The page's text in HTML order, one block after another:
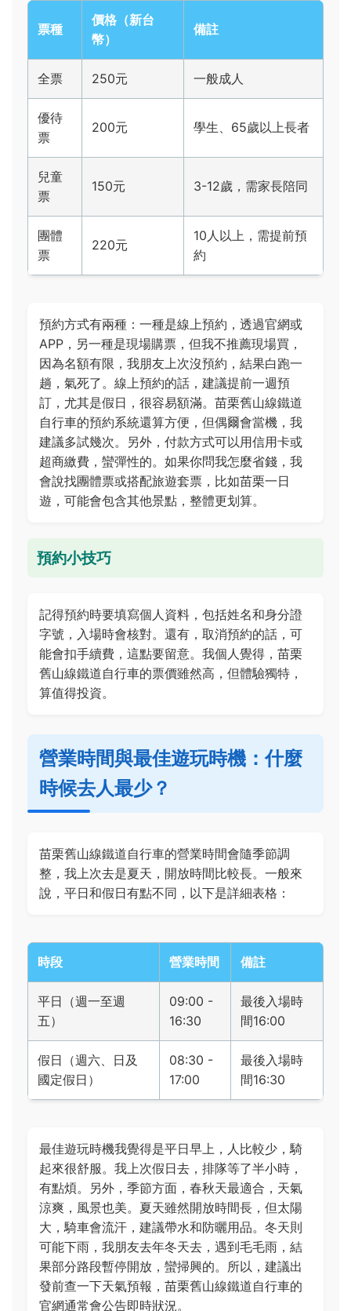
票種
價格（新台
幣）
備註
全票 250元 一般成人
優待
票
200元 學生、65歲以上長者
兒童
票
150元 3-12歲，需家長陪同
團體
票
220元
10人以上，需提前預
約
預約方式有兩種：一種是線上預約，透過官網或
APP，另一種是現場購票，但我不推薦現場買，
因為名額有限，我朋友上次沒預約，結果白跑一
趟，氣死了。線上預約的話，建議提前一週預
訂，尤其是假日，很容易額滿。苗栗舊山線鐵道
自行車的預約系統還算方便，但偶爾會當機，我
建議多試幾次。另外，付款方式可以用信用卡或
超商繳費，蠻彈性的。如果你問我怎麼省錢，我
會說找團體票或搭配旅遊套票，比如苗栗一日
遊，可能會包含其他景點，整體更划算。
預約小技巧
記得預約時要填寫個人資料，包括姓名和身分證
字號，入場時會核對。還有，取消預約的話，可
能會扣手續費，這點要留意。我個人覺得，苗栗
舊山線鐵道自行車的票價雖然高，但體驗獨特，
算值得投資。
營業時間與最佳遊玩時機：什麼
時候去人最少？
苗栗舊山線鐵道自行車的營業時間會隨季節調
整，我上次去是夏天，開放時間比較長。一般來
說，平日和假日有點不同，以下是詳細表格：
時段 營業時間 備註
平日（週一至週
五）
09:00 -
16:30
最後入場時
間16:00
假日（週六、日及
國定假日）
08:30 -
17:00
最後入場時
間16:30
最佳遊玩時機我覺得是平日早上，人比較少，騎
起來很舒服。我上次假日去，排隊等了半小時，
有點煩。另外，季節方面，春秋天最適合，天氣
涼爽，風景也美。夏天雖然開放時間長，但太陽
大，騎車會流汗，建議帶水和防曬用品。冬天則
可能下雨，我朋友去年冬天去，遇到毛毛雨，結
果部分路段暫停開放，蠻掃興的。所以，建議出
發前查一下天氣預報，苗栗舊山線鐵道自行車的
官網通常會公告即時狀況。